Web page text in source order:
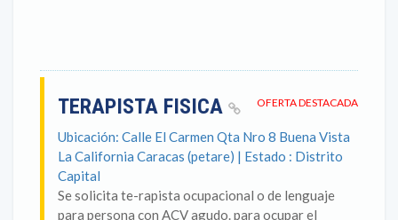
OFERTA DESTACADA
TERAPISTA FISICA
Ubicación: Calle El Carmen Qta Nro 8 Buena Vista
La California Caracas (petare) | Estado : Distrito
Capital
Se solicita te-rapista ocupacional o de lenguaje
para persona con ACV agudo. para ocupar el